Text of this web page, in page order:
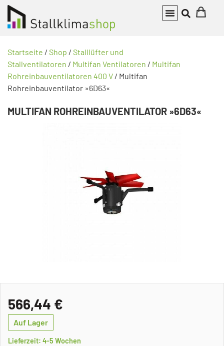
Startseite / Shop / Stalllüfter und
Stallventilatoren / Multifan Ventilatoren / Multifan
Rohreinbauventilatoren 400 V / Multifan
Rohreinbauventilator »6D63«
MULTIFAN ROHREINBAUVENTILATOR »6D63«
566,44 €
Auf Lager
Lieferzeit: 4-5 Wochen